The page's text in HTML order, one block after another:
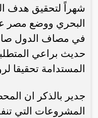
شهراً لتحقيق هدف
البحري ووضع مصر
في مصاف الدول
حديث براعي
المستدامة تحقيقا
جدير بالذكر ان
المشروعات التي